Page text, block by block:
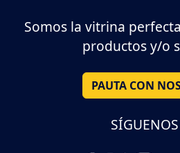
Somos la vitrina
productos y/o
PAUTA CON